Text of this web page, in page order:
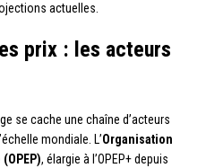
actuelles.
prix : les acteurs
se cache une chaîne d’acteurs
mondiale. L’Organisation
, élargie à l’OPEP+ depuis